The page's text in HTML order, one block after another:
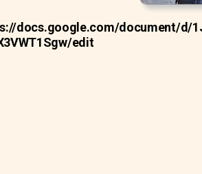
docs.google.com/document/d/
edit